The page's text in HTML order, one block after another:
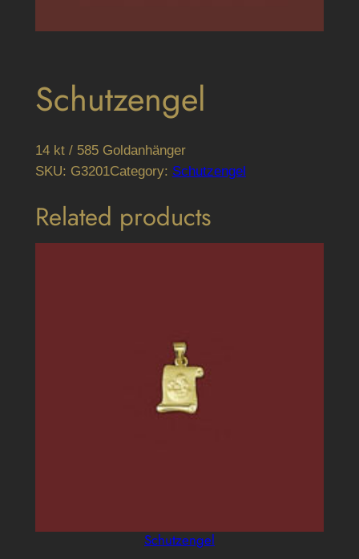
Schutzengel
14 kt / 585 Goldanhänger
SKU: G3201Category: Schutzengel
Related products
Schutzengel